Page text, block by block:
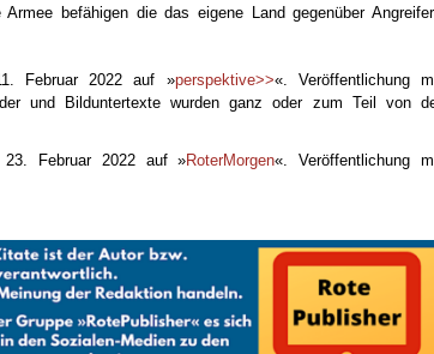
befähigen die das eigene Land gegenüber
Februar 2022 auf »perspektive>>«. Veröffentlichung
und Bilduntertexte wurden ganz oder zum Teil von
23. Februar 2022 auf »RoterMorgen«. Veröffentlichung